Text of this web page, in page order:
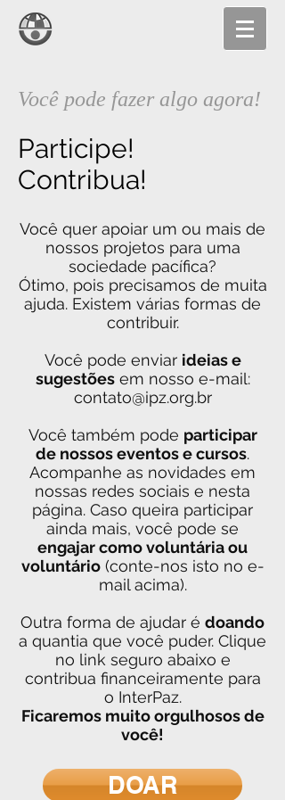
Você pode fazer algo agora!
Participe!
Contribua!
Você quer apoiar um ou mais de
nossos projetos para uma
sociedade pacífica?
Ótimo, pois precisamos de muita
ajuda. Existem várias formas de
contribuir.
Você pode enviar ideias e
sugestõesem nosso e-mail:
contato@ipz.org.br
Você também pode participar
de nossos eventos e cursos.
Acompanhe as novidades em
nossas redes sociais e nesta
página. Caso queira participar
ainda mais, você pode se
engajar como voluntária ou
voluntário(conte-nos isto no e-
mail acima).
Outra forma de ajudar é doando
a quantia que você puder. Clique
no link seguro abaixo e
contribua financeiramente para
o InterPaz.
Ficaremos muito orgulhosos de
você!
DOAR